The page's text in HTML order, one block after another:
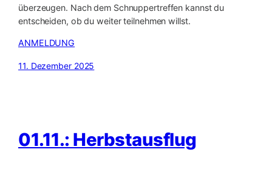
überzeugen. Nach dem Schnuppertreffen kannst du
entscheiden, ob du weiter teilnehmen willst.
ANMELDUNG
11. Dezember 2025
01.11.: Herbstausflug